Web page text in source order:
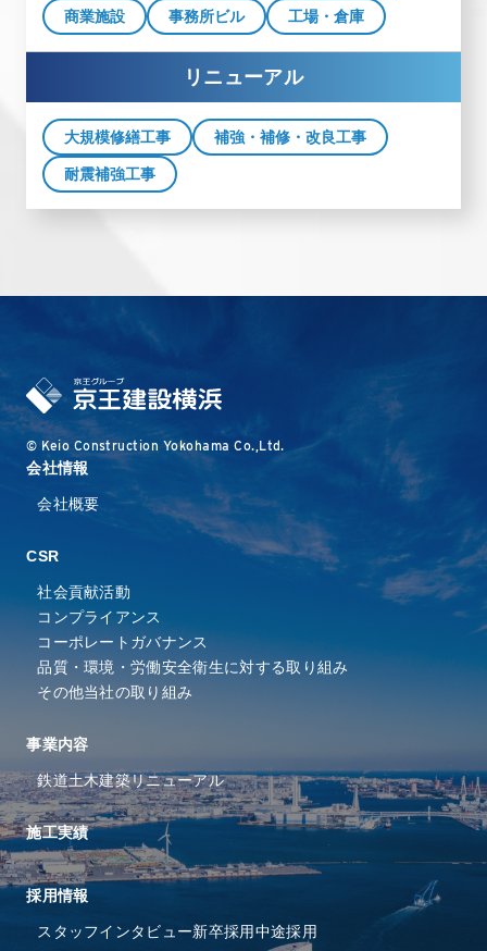
商業施設 事務所ビル 工場・倉庫
リニューアル
大規模修繕工事 補強・補修・改良工事
耐震補強工事
© Keio Construction Yokohama Co.,Ltd.
会社情報
会社概要
CSR
社会貢献活動
コンプライアンス
コーポレートガバナンス
品質・環境・労働安全衛⽣に対する取り組み
その他当社の取り組み
事業内容
鉄道土木建築リニューアル
施工実績
採⽤情報
スタッフインタビュー新卒採用中途採用